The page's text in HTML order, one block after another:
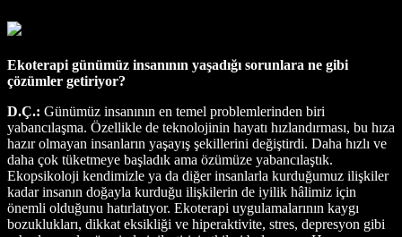
Ekoterapi günümüz insanının yaşadığı sorunlara ne gibi
çözümler getiriyor?
D.Ç.: Günümüz insanının en temel problemlerinden biri
yabancılaşma. Özellikle de teknolojinin hayatı hızlandırması, bu hıza
hazır olmayan insanların yaşayış şekillerini değiştirdi. Daha hızlı ve
daha çok tüketmeye başladık ama özümüze yabancılaştık.
Ekopsikoloji kendimizle ya da diğer insanlarla kurduğumuz ilişkiler
kadar insanın doğayla kurduğu ilişkilerin de iyilik hâlimiz için
önemli olduğunu hatırlatıyor. Ekoterapi uygulamalarının kaygı
bozuklukları, dikkat eksikliği ve hiperaktivite, stres, depresyon gibi